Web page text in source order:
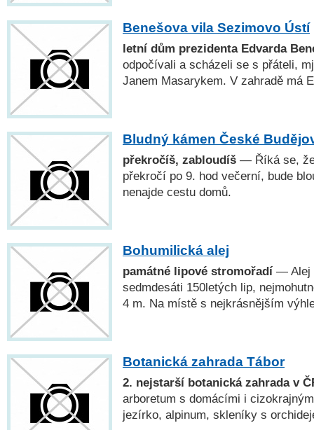
Benešova vila Sezimovo Ústí
letní dům prezidenta Edvarda
odpočívali a scházeli se s přáteli,
Janem Masarykem. V zahradě má
Bludný kámen České
překročíš, zabloudíš — Říká se,
překročí po 9. hod večerní, bude
nenajde cestu domů.
Bohumilická alej
památné lipové stromořadí — Alej
sedmdesáti 150letých lip,
4 m. Na místě s nejkrásnějším
Botanická zahrada Tábor
2. nejstarší botanická zahrada v
arboretum s domácími i
jezírko, alpinum, skleníky s